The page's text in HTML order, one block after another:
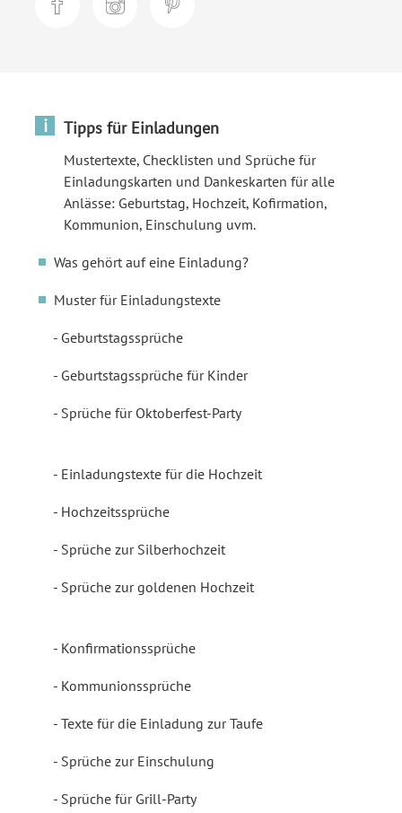
i Tipps für Einladungen
Mustertexte, Checklisten und Sprüche für
Einladungskarten und Dankeskarten für alle
Anlässe: Geburtstag, Hochzeit, Kofirmation,
Kommunion, Einschulung uvm.
Was gehört auf eine Einladung?
Muster für Einladungstexte
Geburtstagssprüche
Geburtstagssprüche für Kinder
Sprüche für Oktoberfest-Party
Einladungstexte für die Hochzeit
Hochzeitssprüche
Sprüche zur Silberhochzeit
Sprüche zur goldenen Hochzeit
Konfirmationssprüche
Kommunionssprüche
Texte für die Einladung zur Taufe
Sprüche zur Einschulung
Sprüche für Grill-Party